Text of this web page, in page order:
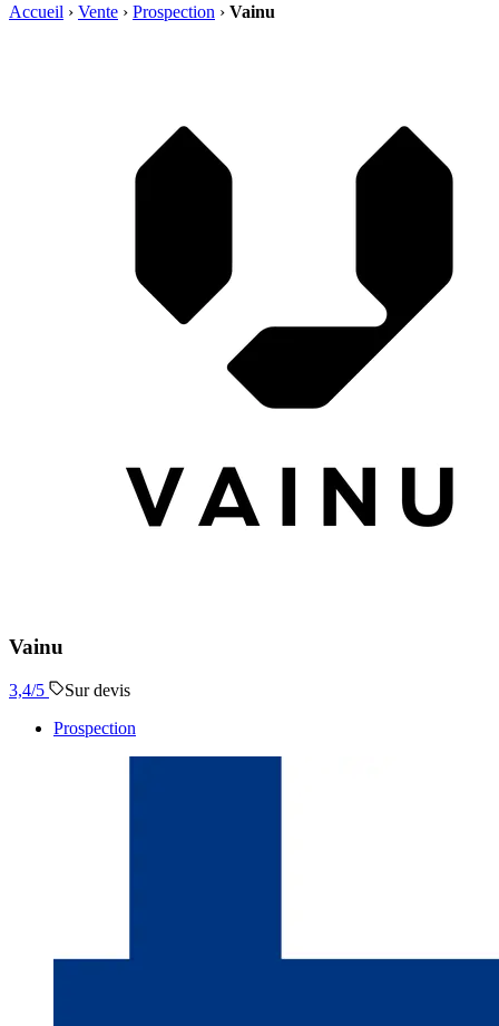
Accueil › Vente › Prospection › Vainu
Vainu
3,4/5
Sur devis
Prospection